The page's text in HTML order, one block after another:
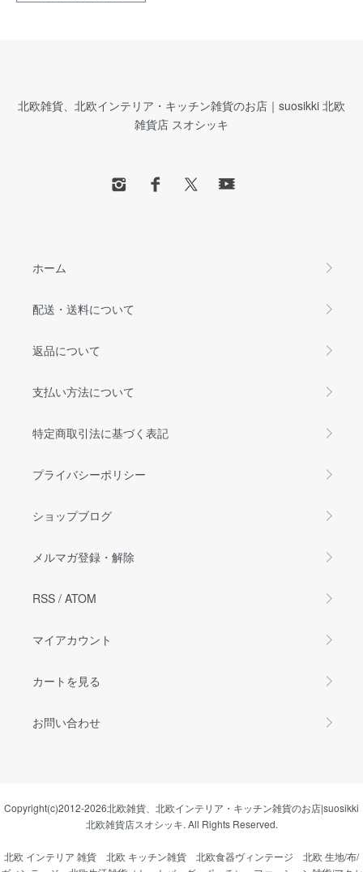
北欧雑貨、北欧インテリア・キッチン雑貨のお店｜suosikki 北欧
雑貨店 スオシッキ
ホーム
配送・送料について
返品について
支払い方法について
特定商取引法に基づく表記
プライバシーポリシー
ショップブログ
メルマガ登録・解除
RSS / ATOM
マイアカウント
カートを見る
お問い合わせ
Copyright(c)2012-2026北欧雑貨、北欧インテリア・キッチン雑貨のお店|suosikki
北欧雑貨店スオシッキ. All Rights Reserved.
北欧 インテリア 雑貨 北欧 キッチン雑貨 北欧食器ヴィンテージ
北欧 生地/布/